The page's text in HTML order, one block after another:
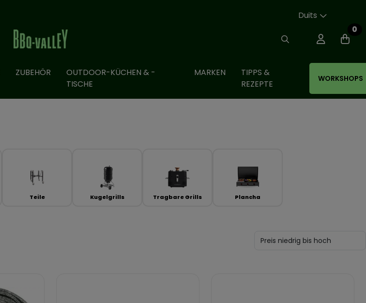
Duits
0
ZUBEHÖR
OUTDOOR-KÜCHEN & -
TISCHE
MARKEN
TIPPS &
REZEPTE
WORKSHOPS
Teile Kugelgrills Tragbare Grills Plancha